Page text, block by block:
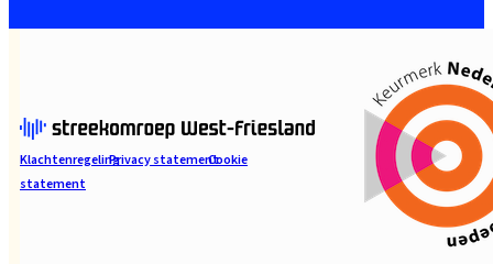
KlachtenregelingPrivacy statementCookie
statement